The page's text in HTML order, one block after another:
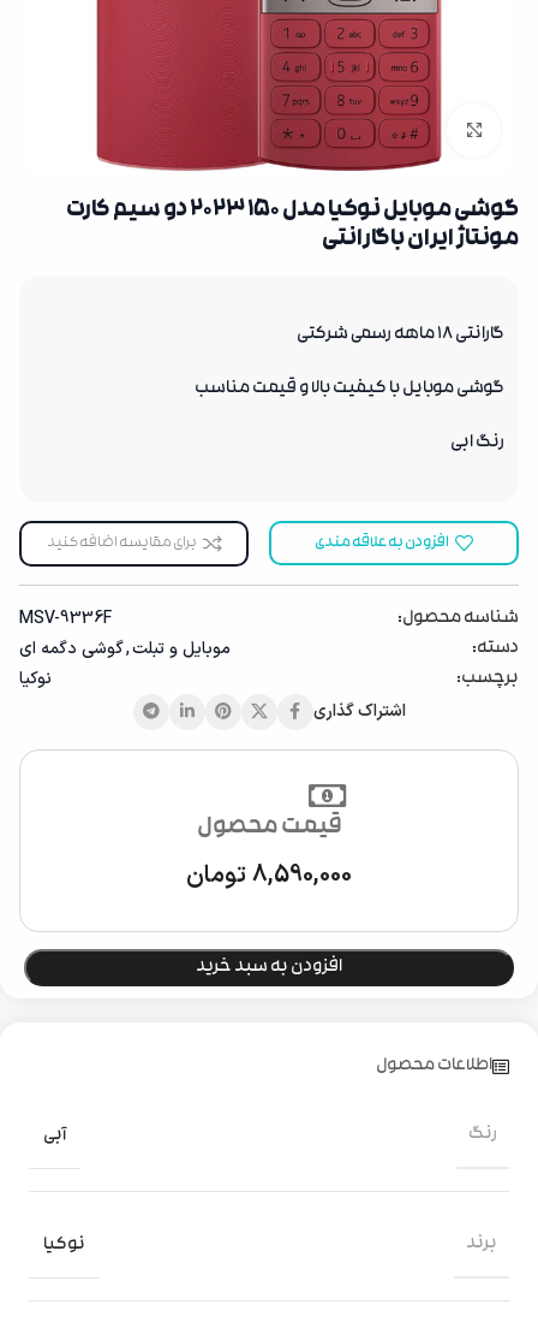
بزرگنمایی تصویر
گوشی موبایل نوکیا مدل 150 2023 دو سیم کارت
مونتاژ ایران باگارانتی
گارانتی 18 ماهه رسمی شرکتی
گوشی موبایل با کیفیت بالا و قیمت مناسب
رنگ ابی
افزودن به علاقه مندی برای مقایسه اضافه کنید
شناسه محصول:
MSV-9336F
دسته:
موبایل ‌‌و تبلت,گوشی دگمه ای
برچسب:
نوکیا
اشتراک گذاری
قیمت محصول
8,590,000تومان
افزودن به سبد خرید
اطلاعات محصول
رنگ آبی
برند نوکیا